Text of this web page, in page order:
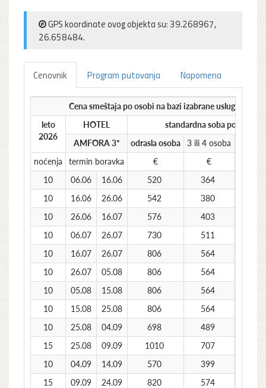
GPS koordinate ovog objekta su: 39.268967,
26.658484.
Cenovnik Program putovanja Napomena
Cena smeštaja po osobi na bazi izabrane usluge u
leto
2026
HOTEL
standardna soba
AMFORA 3*
odrasla osoba 3 ili 4 osoba
deca
noćenja
termin boravka €
€
10
06.06 16.06 520 364
10
16.06 26.06 542 380
10
26.06 16.07 576 403
10
06.07 26.07 730 511
10
16.07 26.07 806 564
10
26.07 05.08 806 564
10
05.08 15.08 806 564
10
15.08 25.08 806 564
10
25.08 04.09 698 489
15
25.08 09.09 1010 707
10
04.09 14.09 570 399
15
09.09 24.09 820 574